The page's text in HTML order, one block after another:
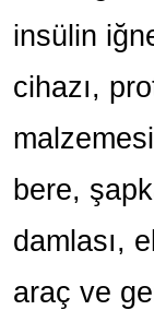
insülin
cihazı,
bere,
damlası,
araç ve